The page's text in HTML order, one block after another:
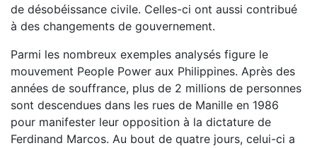
de désobéissance civile. Celles-ci ont aussi contribué
à des changements de gouvernement.
Parmi les nombreux exemples analysés figure le
mouvement People Power aux Philippines. Après des
années de souffrance, plus de 2 millions de personnes
sont descendues dans les rues de Manille en 1986
pour manifester leur opposition à la dictature de
Ferdinand Marcos. Au bout de quatre jours, celui-ci a